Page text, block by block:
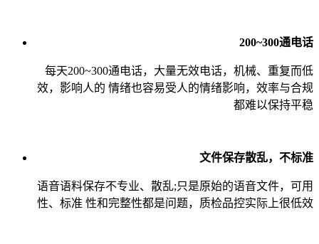
200~300通电话
每天200~300通电话，大量无效电话，机械、重复而低
效，影响人的 情绪也容易受人的情绪影响，效率与合规
都难以保持平稳
文件保存散乱，不标准
语音语料保存不专业、散乱;只是原始的语音文件，可用
性、标准 性和完整性都是问题，质检品控实际上很低效